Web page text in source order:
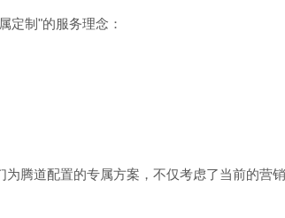
定制"的服务理念：
腾道配置的专属方案，不仅考虑了当前的营